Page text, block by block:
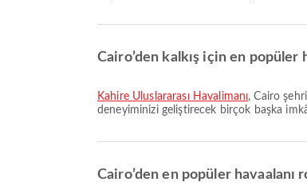
Cairo’den kalkış için en
Kahire Uluslararası Havalimanı, Cairo
deneyiminizi geliştirecek birçok başka
Cairo’den en popüler havaalanı